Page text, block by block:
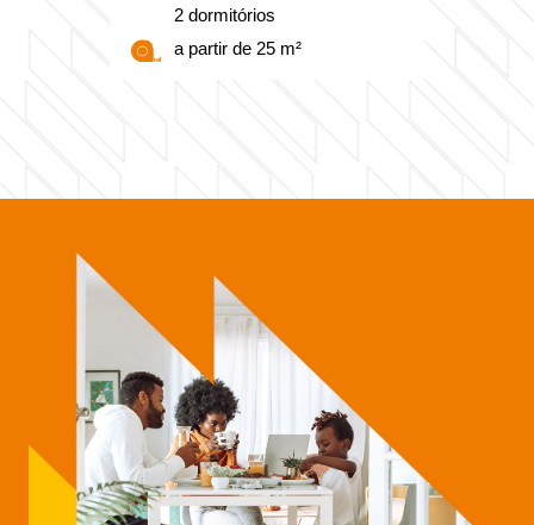
2 dormitórios
a partir de 25 m²